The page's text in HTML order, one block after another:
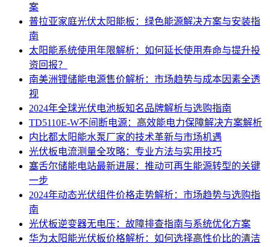
案
普拉亚家庭光伏太阳能板：绿色能源解决方案与安装指
南
太阳能系统使用年限解析：如何延长使用寿命与提升投
资回报？
南美洲锂储能电源售价解析：市场趋势与成本因素全透
视
2024年全球光伏电池板知名品牌解析与选购指南
TD5110E-W不间断电源：高效能电力保障解决方案解析
内比都太阳能水泵厂家的技术革新与市场机遇
光伏板电流测量全攻略：专业方法与实用技巧
塞舌尔储能电站最新进展：推动可再生能源转型的关键
一步
2024年动态光伏组件价格走势解析：市场趋势与选购指
南
光伏板逆变器无电压：故障排查指南与系统优化方案
华为太阳能光伏板价格解析：如何选择高性价比的清洁